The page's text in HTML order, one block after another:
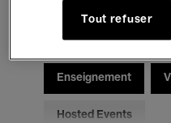
Pour tous Kids’
Enseignement
Hosted Events
Tout refuser